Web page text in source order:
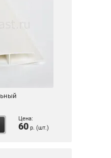
Цена:
60р. (шт.)